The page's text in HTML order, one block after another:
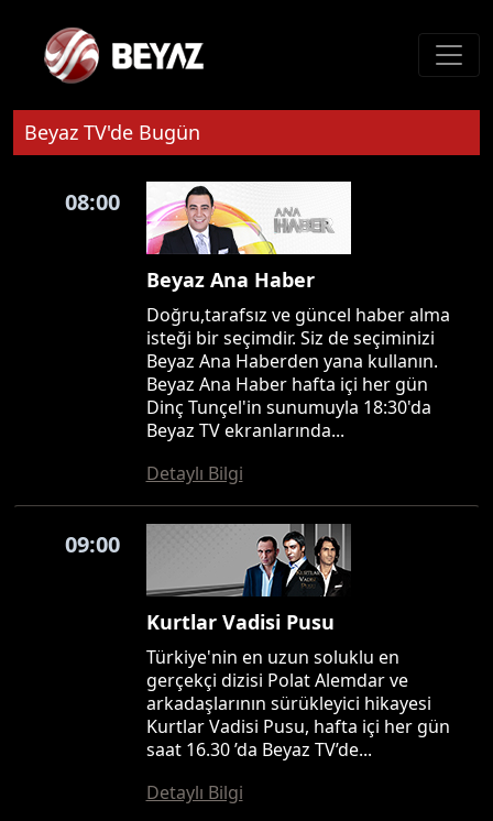
Beyaz TV'de Bugün
08:00
Beyaz Ana Haber
Doğru,tarafsız ve güncel haber alma
isteği bir seçimdir. Siz de seçiminizi
Beyaz Ana Haberden yana kullanın.
Beyaz Ana Haber hafta içi her gün
Dinç Tunçel'in sunumuyla 18:30'da
Beyaz TV ekranlarında...
Detaylı Bilgi
09:00
Kurtlar Vadisi Pusu
Türkiye'nin en uzun soluklu en
gerçekçi dizisi Polat Alemdar ve
arkadaşlarının sürükleyici hikayesi
Kurtlar Vadisi Pusu, hafta içi her gün
saat 16.30 ’da Beyaz TV’de...
Detaylı Bilgi